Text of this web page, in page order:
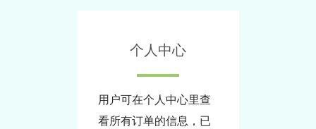
个人中心
用户可在个人中心里查
看所有订单的信息，已